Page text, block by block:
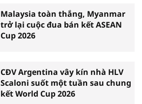
Malaysia toàn thắng, Myanmar
trở lại cuộc đua bán kết ASEAN
Cup 2026
CĐV Argentina vây kín nhà HLV
Scaloni suốt một tuần sau chung
kết World Cup 2026